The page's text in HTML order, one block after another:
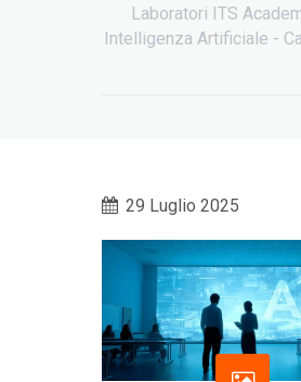
Laboratori ITS
Intelligenza Artificiale -
29 Luglio 2025